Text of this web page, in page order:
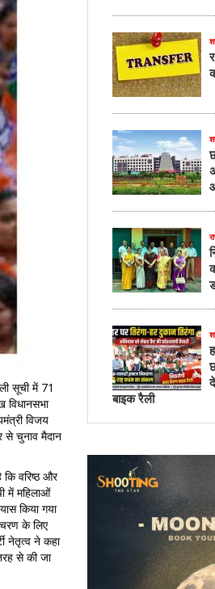
सूची में 71
विधानसभा
विजय
से चुनाव मैदान
वरिष्ठ और
में महिलाओं
किया गया
के लिए
नेतृत्व ने कहा
से की जा
बाइक रैली